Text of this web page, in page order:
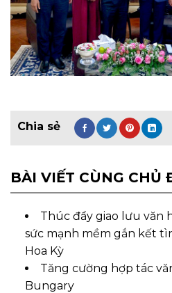
BÀI VIẾT CÙNG CHỦ
Thúc đẩy giao lưu văn
sức mạnh mềm gắn kết
Hoa Kỳ
Tăng cường hợp tác
Bungary